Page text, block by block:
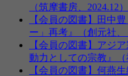
（筑摩書房、2024.12）
【会員の図書】田中
ー」再考』（創元社、
【会員の図書】アジ
動力としての宗教』（
【会員の図書】何燕